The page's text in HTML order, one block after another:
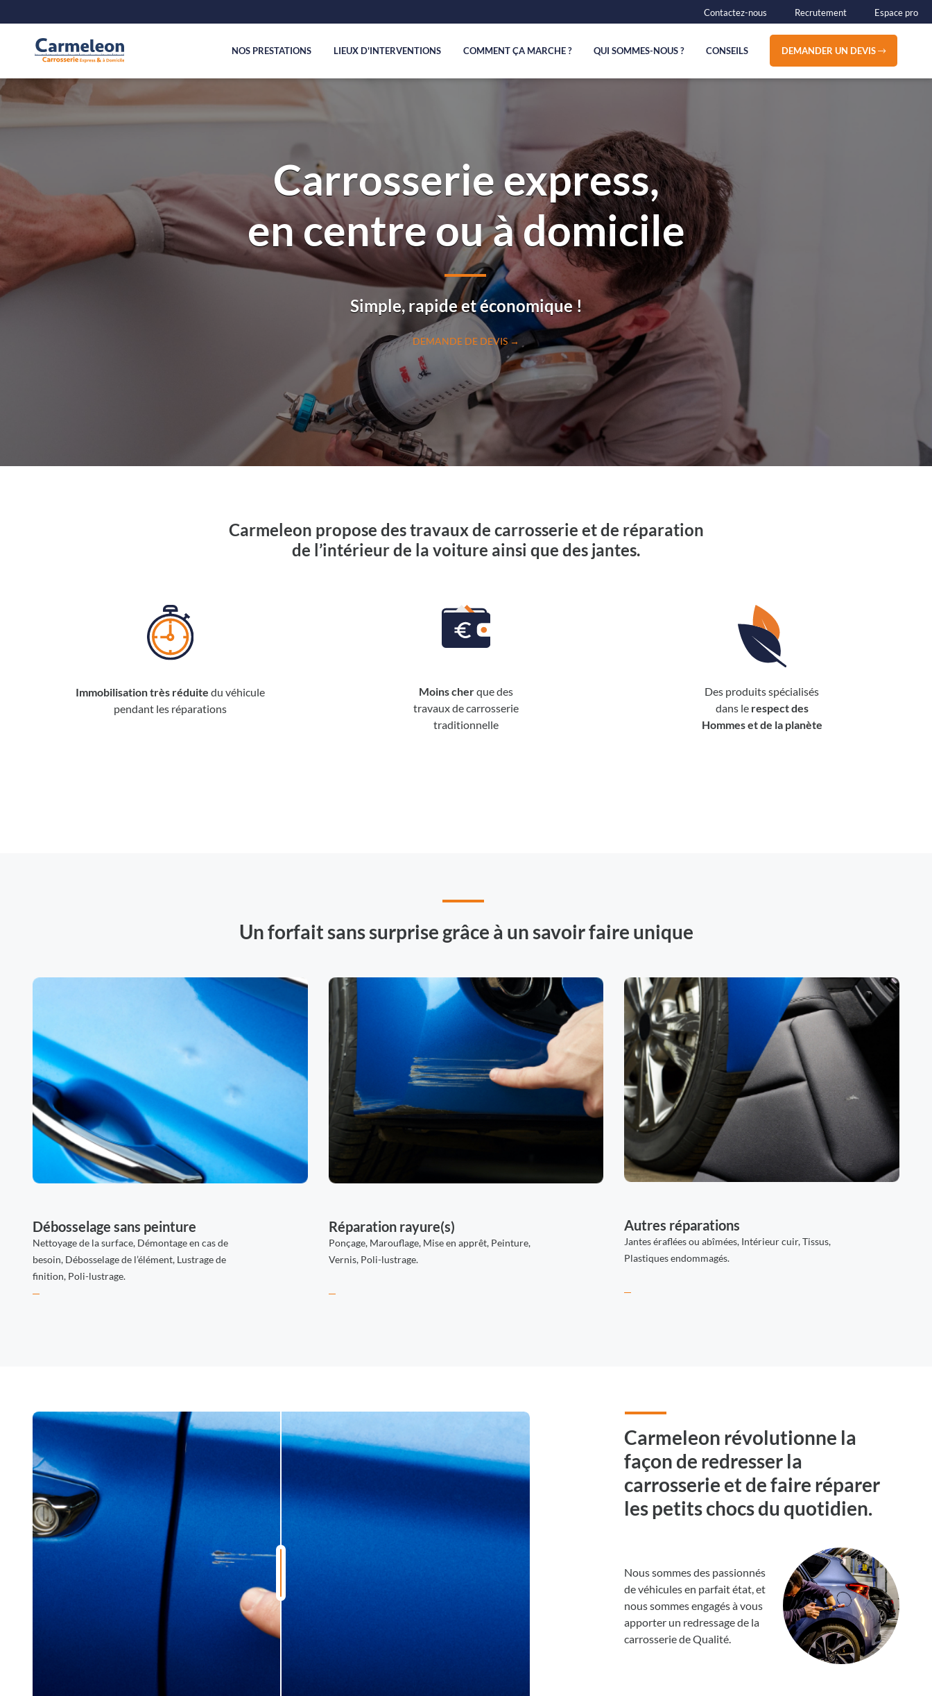
Contactez-nous Recrutement Espace pro
NOS PRESTATIONS LIEUX D'INTERVENTIONS COMMENT ÇA MARCHE ? QUI SOMMES-NOUS ? CONSEILS DEMANDER UN DEVIS
Carrosserie express,
en centre ou à domicile
Simple, rapide et économique !
DEMANDE DE DEVIS →
Carmeleon propose des travaux de carrosserie et de réparation
de l’intérieur de la voiture ainsi que des jantes.
Immobilisation très réduite du véhicule
pendant les réparations
Moins cherque des
travaux de carrosserie
traditionnelle
Des produits spécialisés
dans le respect des
Hommes et de la planète
Un forfait sans surprise grâce à un savoir faire unique
Débosselage sans peinture
Nettoyage de la surface, Démontage en cas de
besoin, Débosselage de l’élément, Lustrage de
finition, Poli-lustrage.
Réparation rayure(s)
Ponçage, Marouflage, Mise en apprêt, Peinture,
Vernis, Poli-lustrage.
Autres réparations
Jantes éraflées ou abîmées, Intérieur cuir, Tissus,
Plastiques endommagés.
Carmeleon révolutionne la
façon de redresser la
carrosserie et de faire réparer
les petits chocs du quotidien.
Nous sommes des passionnés
de véhicules en parfait état, et
nous sommes engagés à vous
apporter un redressage de la
carrosserie de Qualité.